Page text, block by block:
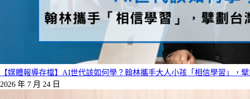
【媒體報導存檔】AI世代該如何學？翰林攜手大人小孩「相信學習」，
2026 年 7 月 24 日